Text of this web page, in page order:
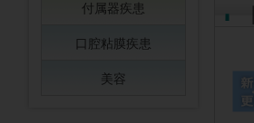
付属器疾患
口腔粘膜疾患
美容